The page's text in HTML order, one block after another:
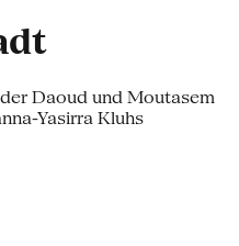
Daoud und Moutasem
Yasirra Kluhs